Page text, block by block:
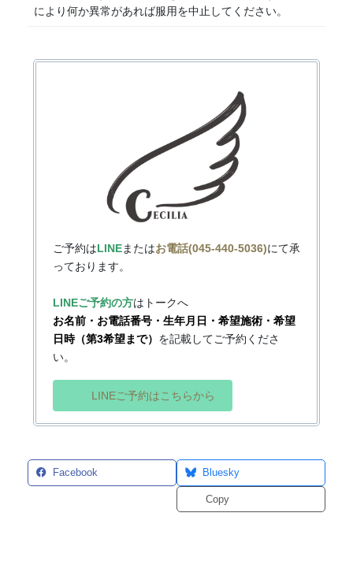
により何か異常があれば服用を中止してください。
ご予約はLINEまたはお電話(045-440-5036)にて承
っております。
LINEご予約の方はトークへ
お名前・お電話番号・生年月日・希望施術・希望
日時（第3希望まで） を記載してご予約くださ
い。
LINEご予約はこちらから
Facebook Bluesky
Copy